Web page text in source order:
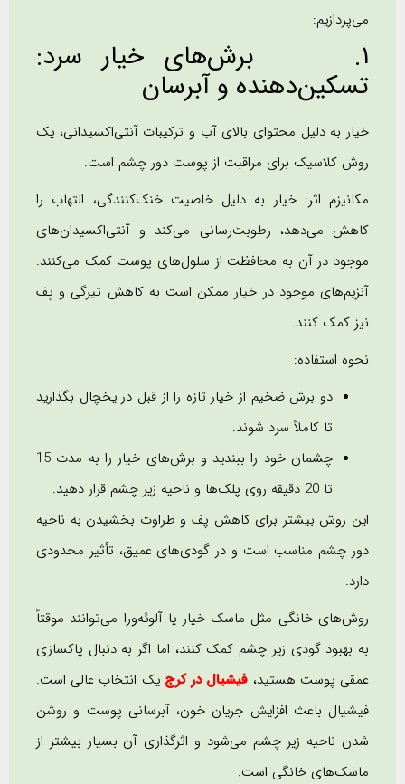
می‌پردازیم:
1. برش‌های خیار سرد:
تسکین‌دهنده و آبرسان
خیار به دلیل محتوای بالای آب و ترکیبات آنتی‌اکسیدانی، یک
روش کلاسیک برای مراقبت از پوست دور چشم است.
مکانیزم اثر: خیار به دلیل خاصیت خنک‌کنندگی، التهاب را
کاهش می‌دهد، رطوبت‌رسانی می‌کند و آنتی‌اکسیدان‌های
موجود در آن به محافظت از سلول‌های پوست کمک می‌کنند.
آنزیم‌های موجود در خیار ممکن است به کاهش تیرگی و پف
نیز کمک کنند.
نحوه استفاده:
دو برش ضخیم از خیار تازه را از قبل در یخچال بگذارید
تا کاملاً سرد شوند.
چشمان خود را ببندید و برش‌های خیار را به مدت 15
تا 20 دقیقه روی پلک‌ها و ناحیه زیر چشم قرار دهید.
این روش بیشتر برای کاهش پف و طراوت بخشیدن به ناحیه
دور چشم مناسب است و در گودی‌های عمیق، تأثیر محدودی
دارد.
روش‌های خانگی مثل ماسک خیار یا آلوئه‌ورا می‌توانند موقتاً
به بهبود گودی زیر چشم کمک کنند، اما اگر به دنبال پاکسازی
عمقی پوست هستید، فیشیال در کرجیک انتخاب عالی است.
فیشیال باعث افزایش جریان خون، آبرسانی پوست و روشن
شدن ناحیه زیر چشم می‌شود و اثرگذاری آن بسیار بیشتر از
ماسک‌های خانگی است.